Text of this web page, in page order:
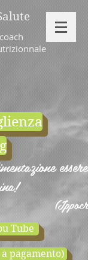
essere
Tube
pagamento)